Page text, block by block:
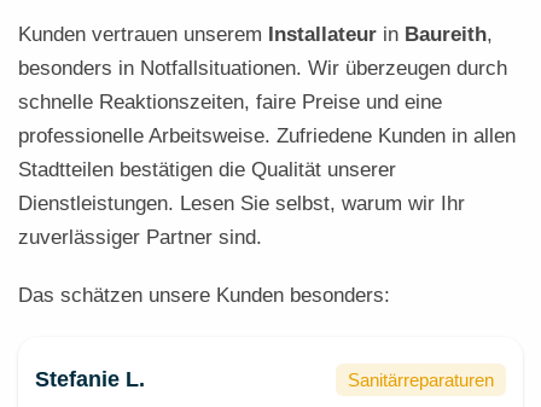
Kunden vertrauen unserem Installateur in Baureith,
besonders in Notfallsituationen. Wir überzeugen durch
schnelle Reaktionszeiten, faire Preise und eine
professionelle Arbeitsweise. Zufriedene Kunden in allen
Stadtteilen bestätigen die Qualität unserer
Dienstleistungen. Lesen Sie selbst, warum wir Ihr
zuverlässiger Partner sind.
Das schätzen unsere Kunden besonders:
Stefanie L. Sanitärreparaturen